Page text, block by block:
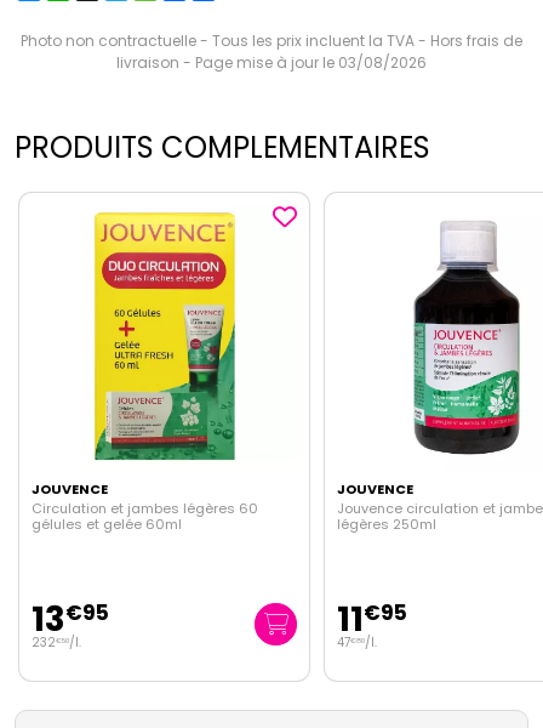
Photo non contractuelle - Tous les prix incluent la TVA - Hors frais de
livraison - Page mise à jour le 03/08/2026
PRODUITS COMPLEMENTAIRES
et jambes légères 60
et gelée 60ml
95
JOUVENCE
Jouvence circulation et jambes
légères 250ml
11 95
47€